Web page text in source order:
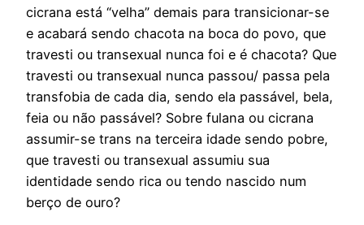
cicrana está “velha” demais para transicionar-se
e acabará sendo chacota na boca do povo, que
travesti ou transexual nunca foi e é chacota? Que
travesti ou transexual nunca passou/ passa pela
transfobia de cada dia, sendo ela passável, bela,
feia ou não passável? Sobre fulana ou cicrana
assumir-se trans na terceira idade sendo pobre,
que travesti ou transexual assumiu sua
identidade sendo rica ou tendo nascido num
berço de ouro?